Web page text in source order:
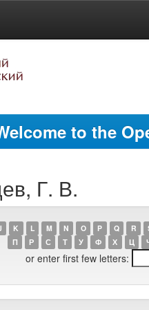
to the
Г. В.
K L M N O P Q R
П
Р С Т У Ф Х Ц
or enter first few letters: